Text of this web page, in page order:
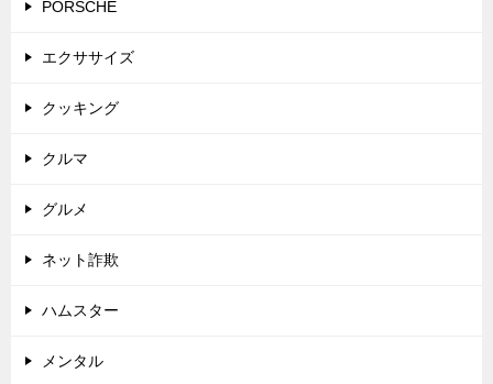
PORSCHE
エクササイズ
クッキング
クルマ
グルメ
ネット詐欺
ハムスター
メンタル